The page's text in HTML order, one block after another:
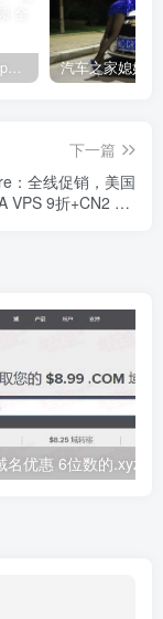
网上分享的 41个vip解析接口 有需要的拿去~ 免费看全网VIP会员视频
下一篇
：全线促销，美国
VPS 9折+CN2 GT